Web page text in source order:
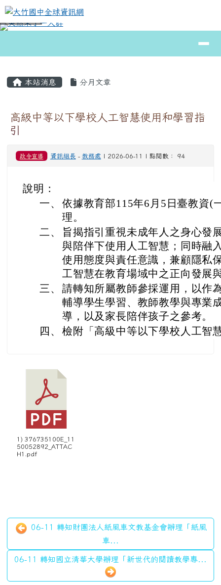
跳至主內容區
大竹國中全球資訊網
⏸
本站消息 分月文章
高級中等以下學校人工智慧使用和學習指
引
政令宣導 資訊組長 - 教務處 | 2026-06-11 | 點閱數： 94
說明：
一、 依據教育部115年6月5日臺教資(
理。
二、
旨揭指引重視未成年人之身心發
與陪伴下使用人工智慧；同時融
使用態度與責任意識，兼顧隱私
工智慧在教育場域中之正向發展
三、 請轉知所屬教師參採運用，以作
輔導學生學習、教師教學與專業
導，以及家長陪伴孩子之參考。
四、 檢附「高級中等以下學校人工智
1) 376735100E_11
50052892_ATTAC
H1.pdf
06-11 轉知財團法人紙風車文教基金會辦理「紙風
車...
06-11 轉知國立清華大學辦理「新世代的閱讀教學專...